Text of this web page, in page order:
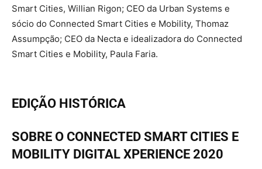
Smart Cities, Willian Rigon; CEO da Urban Systems e
sócio do Connected Smart Cities e Mobility, Thomaz
Assumpção; CEO da Necta e idealizadora do Connected
Smart Cities e Mobility, Paula Faria.
EDIÇÃO HISTÓRICA
SOBRE O CONNECTED SMART CITIES E
MOBILITY DIGITAL XPERIENCE 2020